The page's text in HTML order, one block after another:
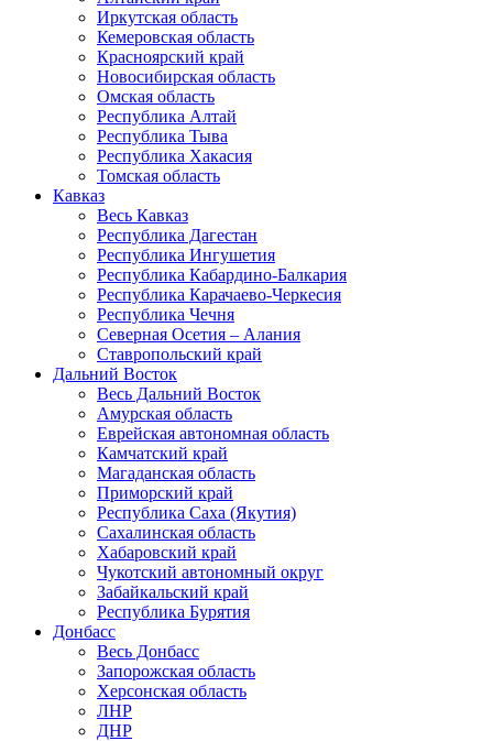
Иркутская область
Кемеровская область
Красноярский край
Новосибирская область
Омская область
Республика Алтай
Республика Тыва
Республика Хакасия
Томская область
Кавказ
Весь Кавказ
Республика Дагестан
Республика Ингушетия
Республика Кабардино-Балкария
Республика Карачаево-Черкесия
Республика Чечня
Северная Осетия – Алания
Ставропольский край
Дальний Восток
Весь Дальний Восток
Амурская область
Еврейская автономная область
Камчатский край
Магаданская область
Приморский край
Республика Саха (Якутия)
Сахалинская область
Хабаровский край
Чукотский автономный округ
Забайкальский край
Республика Бурятия
Донбасс
Весь Донбасс
Запорожская область
Херсонская область
ЛНР
ДНР